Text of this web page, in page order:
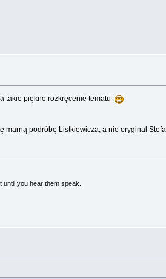
takie piękne rozkręcenie tematu
marną podróbę Listkiewicza, a nie oryginał
you hear them speak.